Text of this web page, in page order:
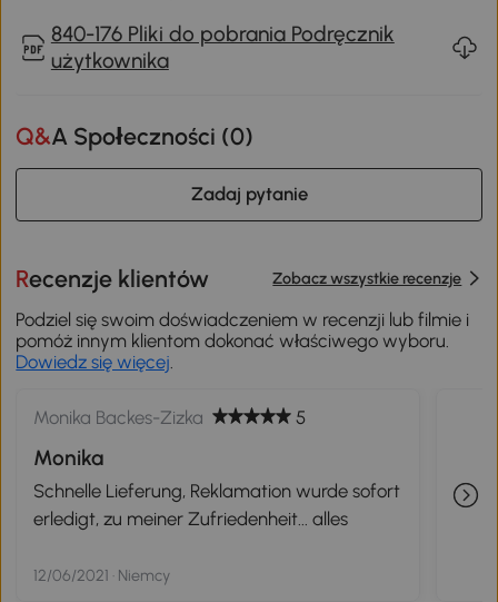
840-176 Pliki do pobrania Podręcznik
użytkownika
Q&A Społeczności (0)
Zadaj pytanie
Recenzje klientów Zobacz wszystkie recenzje
Podziel się swoim doświadczeniem w recenzji lub filmie i
pomóż innym klientom dokonać właściwego wyboru.
Dowiedz się więcej.
Monika Backes-Zizka 5
Monika
Schnelle Lieferung, Reklamation wurde sofort
erledigt, zu meiner Zufriedenheit... alles
12/06/2021 · Niemcy